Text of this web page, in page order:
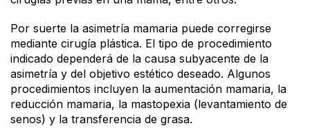
Por suerte la asimetría mamaria puede corregirse
mediante cirugía plástica. El tipo de procedimiento
indicado dependerá de la causa subyacente de la
asimetría y del objetivo estético deseado. Algunos
procedimientos incluyen la aumentación mamaria, la
reducción mamaria, la mastopexia (levantamiento de
senos) y la transferencia de grasa.